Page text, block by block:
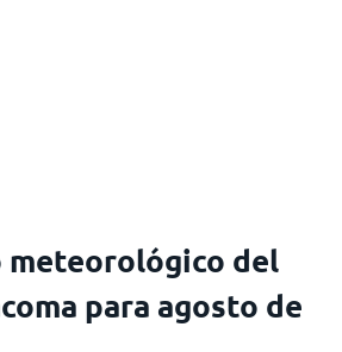
meteorológico del
para agosto de